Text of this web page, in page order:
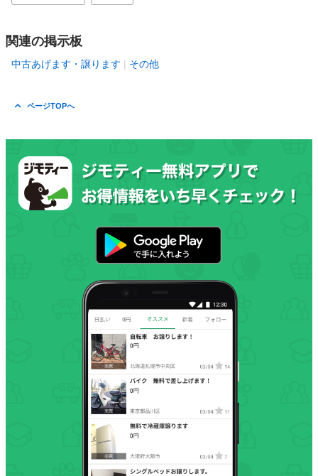
関連の掲示板
中古あげます・譲ります その他
ページTOPへ